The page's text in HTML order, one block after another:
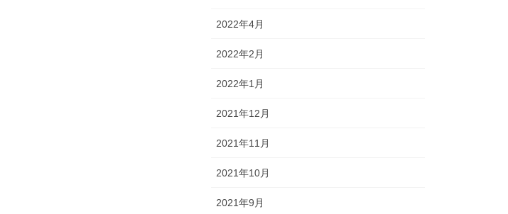
2022年4月
2022年2月
2022年1月
2021年12月
2021年11月
2021年10月
2021年9月